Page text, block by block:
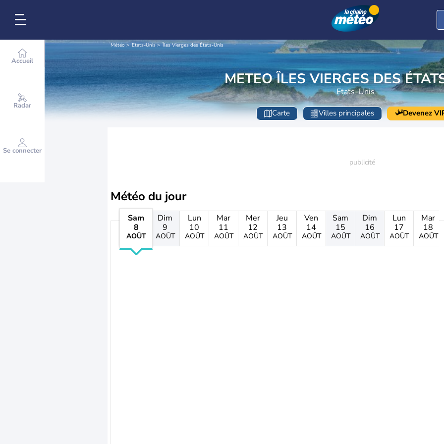
Accueil
Radar
Se connecter
Météo Etats-Unis Îles Vierges des États-Unis
METEO ÎLES VIERGES DES
Etats-Unis
Carte Villes principales Devenez
Météo du jour
Sam
8
AOÛT
Dim
9
AOÛT
Lun
10
AOÛT
Mar
11
AOÛT
Mer
12
AOÛT
Jeu
13
AOÛT
Ven
14
AOÛT
Sam
15
AOÛT
Dim
16
AOÛT
Lun
17
AOÛT
Mar
18
AOÛT